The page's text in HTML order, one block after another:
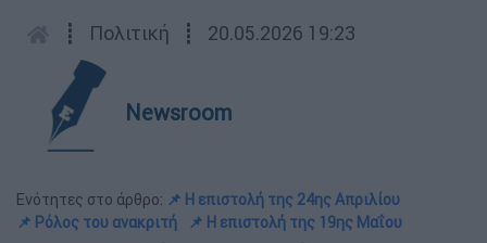
┋ Πολιτική ┋ 20.05.2026 19:23
Newsroom
Ενότητες στο άρθρο: 📌 Η επιστολή της 24ης Απριλίου
📌 Ρόλος του ανακριτή
📌 Η επιστολή της 19ης Μαΐου